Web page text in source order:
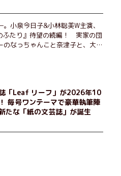
小泉今日子&小林聡美W主演、
ふたり』待望の続編！ 実家の団
なっちゃんこと奈津子と、大学
湾映画祭」を催したり。50代
ささやかな幸せの日々を描く。
「Leaf リーフ」が2026年10
毎号ワンテーマで豪華執筆陣
たな「紙の文芸誌」が誕生